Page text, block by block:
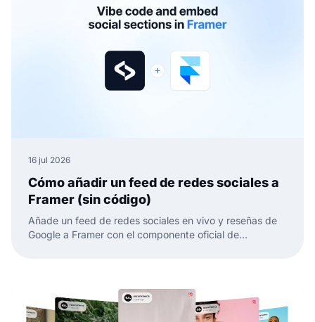
16 jul 2026
Cómo añadir un feed de redes sociales a
Framer (sin código)
Añade un feed de redes sociales en vivo y reseñas de
Google a Framer con el componente oficial de